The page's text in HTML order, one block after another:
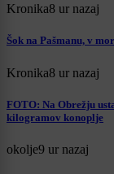
Kronika8 ur nazaj
Šok na Pašmanu, v
Kronika8 ur nazaj
FOTO: Na Obrežju
kilogramov konoplje
okolje9 ur nazaj